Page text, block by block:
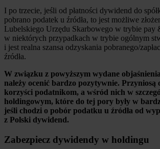
I po trzecie, jeśli od płatności dywidend do
pobrano podatek u źródła, to jest możliwe
Lubelskiego Urzędu Skarbowego w trybie pay
w niektórych przypadkach w trybie ogólnym
i jest realna szansa odzyskania pobranego/
źródła.
W związku z powyższym wydane
należy ocenić bardzo pozytywnie. Przyniosą
korzyści podatnikom, a wśród nich w
holdingowym, które do tej pory były w
jeśli chodzi o pobór podatku u źródła od
z Polski dywidend.
Zabezpiecz dywidendy w holdingu